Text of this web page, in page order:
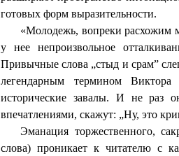
готовых форм выразительности.
«Молодежь, вопреки расхожим
у нее непроизвольное
Привычные слова „стыд и срам”
легендарным термином
исторические завалы. И не раз
впечатлениями, скажут: „Ну, это
Эманация торжественного,
слова) проникает к читателю с